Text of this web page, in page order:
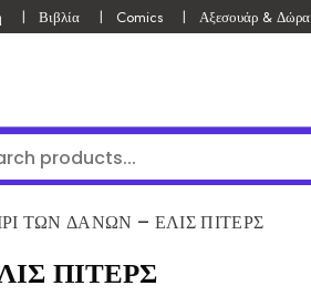
Βιβλία Comics Αξεσουάρ & Δώρα
ΤΩΝ ΔΑΝΩΝ – ΕΛΙΣ ΠΙΤΕΡΣ
ΠΙΤΕΡΣ